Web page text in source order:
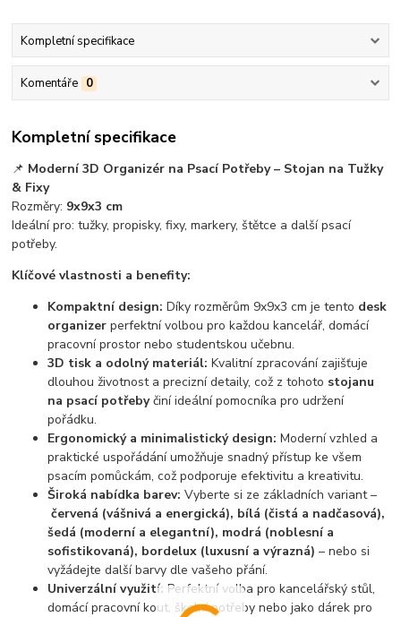
Kompletní specifikace
Komentáře 0
Kompletní specifikace
📌 Moderní 3D Organizér na Psací Potřeby – Stojan na Tužky
& Fixy
Rozměry: 9x9x3 cm
Ideální pro: tužky, propisky, fixy, markery, štětce a další psací
potřeby.
Klíčové vlastnosti a benefity:
Kompaktní design: Díky rozměrům 9x9x3 cm je tento desk
organizer perfektní volbou pro každou kancelář, domácí
pracovní prostor nebo studentskou učebnu.
3D tisk a odolný materiál: Kvalitní zpracování zajišťuje
dlouhou životnost a precizní detaily, což z tohoto stojanu
na psací potřebyčiní ideální pomocníka pro udržení
pořádku.
Ergonomický a minimalistický design: Moderní vzhled a
praktické uspořádání umožňuje snadný přístup ke všem
psacím pomůckám, což podporuje efektivitu a kreativitu.
Široká nabídka barev: Vyberte si ze základních variant –
červená (vášnivá a energická), bílá (čistá a nadčasová),
šedá (moderní a elegantní), modrá (noblesní a
sofistikovaná), bordelux (luxusní a výrazná) – nebo si
vyžádejte další barvy dle vašeho přání.
Univerzální využití: Perfektní volba pro kancelářský stůl,
domácí pracovní kout, školní potřeby nebo jako dárek pro